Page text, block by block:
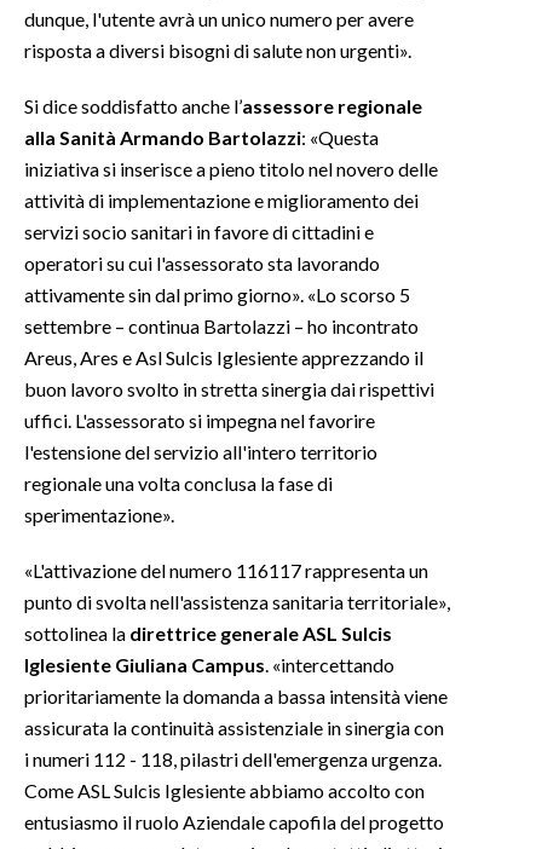
INSULARITÀ
ABBONATI
PUBBLICITÀ
SPIAGGE
STORE
dunque, l'utente avrà un unico numero per avere
risposta a diversi bisogni di salute non urgenti».
Si dice soddisfatto anche l’assessore regionale
alla Sanità Armando Bartolazzi: «Questa
iniziativa si inserisce a pieno titolo nel novero delle
attività di implementazione e miglioramento dei
servizi socio sanitari in favore di cittadini e
operatori su cui l'assessorato sta lavorando
attivamente sin dal primo giorno». «Lo scorso 5
settembre – continua Bartolazzi – ho incontrato
Areus, Ares e Asl Sulcis Iglesiente apprezzando il
buon lavoro svolto in stretta sinergia dai rispettivi
uffici. L'assessorato si impegna nel favorire
l'estensione del servizio all'intero territorio
regionale una volta conclusa la fase di
sperimentazione».
«L'attivazione del numero 116117 rappresenta un
punto di svolta nell'assistenza sanitaria territoriale»,
sottolinea la direttrice generale ASL Sulcis
Iglesiente Giuliana Campus . «intercettando
prioritariamente la domanda a bassa intensità viene
assicurata la continuità assistenziale in sinergia con
i numeri 112 - 118, pilastri dell'emergenza urgenza.
Come ASL Sulcis Iglesiente abbiamo accolto con
entusiasmo il ruolo Aziendale capofila del progetto